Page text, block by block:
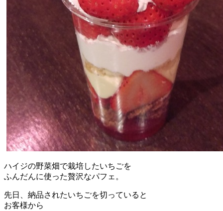
ハイジの野菜畑で栽培したいちごを
ふんだんに使った贅沢なパフェ。
先日、納品されたいちごを切っていると
お客様から